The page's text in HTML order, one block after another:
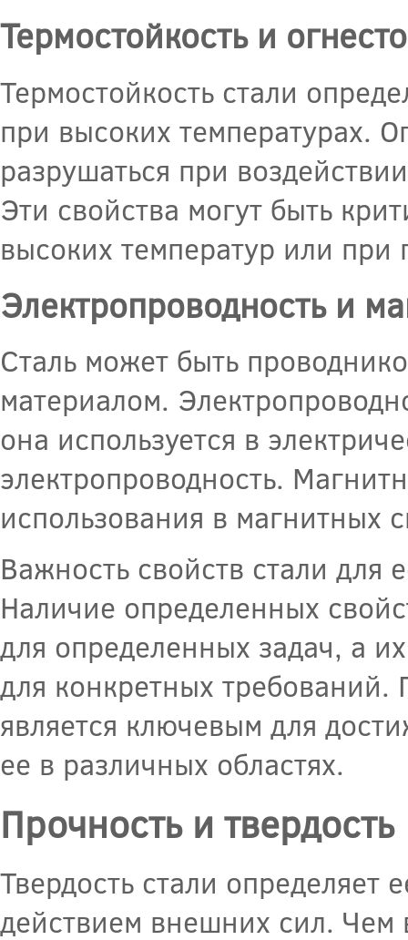
Термостойкость и
Термостойкость стали
при высоких температурах.
разрушаться при
Эти свойства могут быть
высоких температур или при
Электропроводность и
Сталь может быть
материалом.
она используется в
электропроводность.
использования в магнитных
Важность свойств стали для
Наличие определенных
для определенных задач, а
для конкретных требований.
является ключевым для
ее в различных областях.
Прочность и твердость
Твердость стали определяет
действием внешних сил. Чем